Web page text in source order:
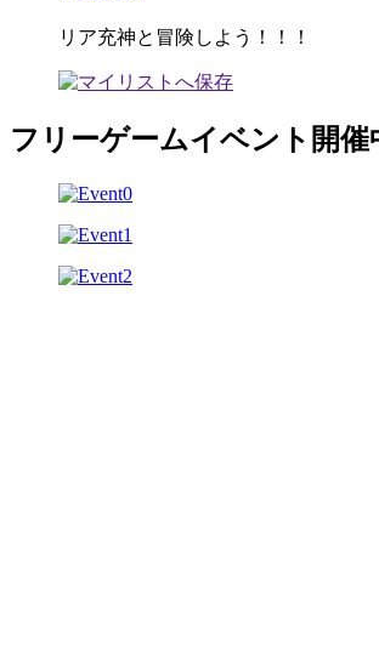
リア充神と冒険しよう！！！
フリーゲームイベント開催